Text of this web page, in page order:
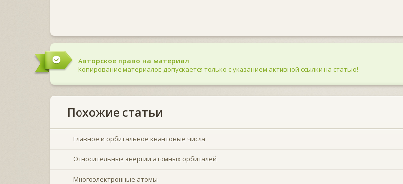
Авторское право на материал
Копирование материалов допускается только с указанием активной ссылки на статью!
Похожие статьи
Главное и орбитальное квантовые числа
Относительные энергии атомных орбиталей
Многоэлектронные атомы